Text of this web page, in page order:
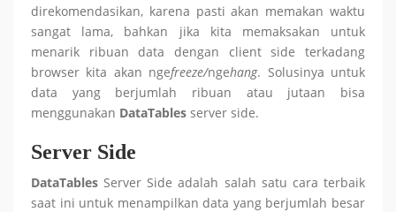
direkomendasikan, karena pasti akan memakan waktu
sangat lama, bahkan jika kita memaksakan untuk
menarik ribuan data dengan client side terkadang
browser kita akan ngefreeze/ngehang. Solusinya untuk
data yang berjumlah ribuan atau jutaan bisa
menggunakan DataTables server side.
Server Side
DataTables Server Side adalah salah satu cara terbaik
saat ini untuk menampilkan data yang berjumlah besar